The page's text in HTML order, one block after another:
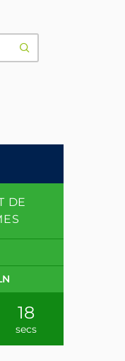
DE
17
secs